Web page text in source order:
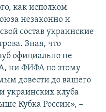
как исполком
незаконно и
состав украинские
Зная, что
официально не
ни ФИФА по этому
довести до вашего
украинских клуба
Кубка России», –